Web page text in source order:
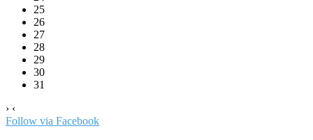
25
26
27
28
29
30
31
› ‹
Follow via Facebook